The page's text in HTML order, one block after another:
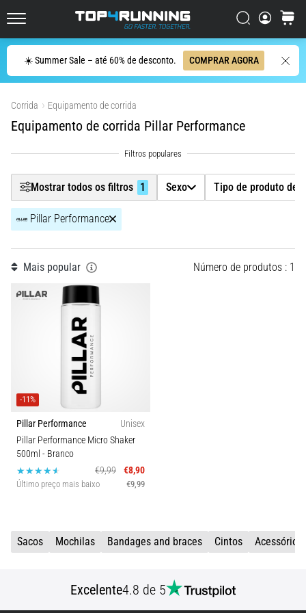
☀️ Summer Sale – até 60% de desconto. COMPRAR AGORA
Procurar
cesto
Procurar
corrida
maior
amortecimento?
Descubra
ténis
com
para
5. 8. 2026
•
Causas
comuns
e
após
a
corrida
dor
afetar
todos
Corrida Equipamento de corrida
Equipamento de corrida Pillar Performance
Mostrar todos os filtros 1 Sexo Tipo de produto
Filtr
Tipo de produto detalhado
Marca 1
Tamanho
Preço
Cor
Pillar Performance
Mais popular Número de produtos : 1
-11%
Pillar Performance
Unisex
Pillar Performance Micro Shaker
500ml - Branco
€9,99
€8,90
Último preço mais baixo €9,99
Sacos Mochilas Bandages and braces Cintos Acessórios
Excelente4.8 de 5